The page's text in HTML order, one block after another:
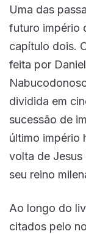
Uma das
futuro império
capítulo dois.
feita por
dividida em
sucessão de
último império
volta de Jesus
seu reino
Ao longo do
citados pelo